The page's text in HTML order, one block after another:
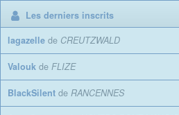
Les derniers inscrits
lagazelle de CREUTZWALD
Valouk de FLIZE
BlackSilent de RANCENNES